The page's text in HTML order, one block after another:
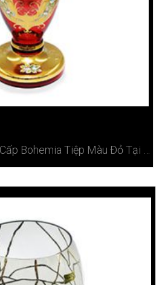
Bình Hoa Pha Lê Cao Cấp Bohemia Tiệp Màu Đỏ Tại Hà Nội